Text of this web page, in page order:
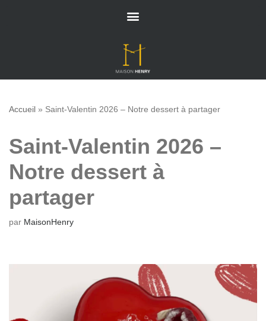
Accueil » Saint-Valentin 2026 – Notre dessert à partager
Saint-Valentin 2026 –
Notre dessert à
partager
par MaisonHenry